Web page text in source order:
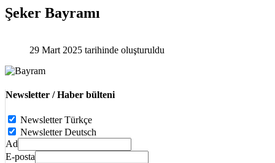
Şeker Bayramı
29 Mart 2025 tarihinde oluşturuldu
Newsletter / Haber bülteni
Newsletter Türkçe
Newsletter Deutsch
Ad
E-posta